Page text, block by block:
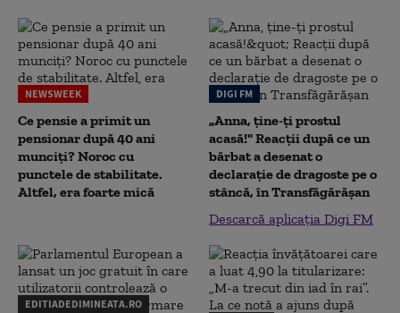
NEWSWEEK
Ce pensie a primit un
pensionar după 40 ani
munciți? Noroc cu
punctele de stabilitate.
Altfel, era foarte mică
DIGI FM
„Anna, ţine-ţi prostul
acasă!" Reacţii după ce un
bărbat a desenat o
declaraţie de dragoste pe o
stâncă, în Transfăgărăşan
Descarcă aplicația Digi FM
EDITIADEDIMINEATA.RO